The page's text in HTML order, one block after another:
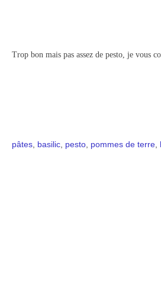
Trop bon mais pas assez de pesto, je vous
pâtes basilic pesto pommes de terre